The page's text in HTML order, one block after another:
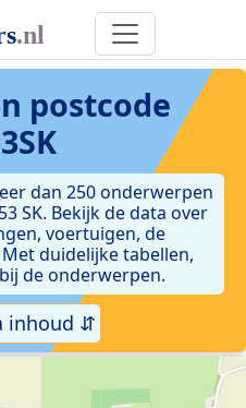
postcode
dan 250 onderwerpen
SK. Bekijk de data over
voertuigen, de
duidelijke tabellen,
de onderwerpen.
inhoud ⇵